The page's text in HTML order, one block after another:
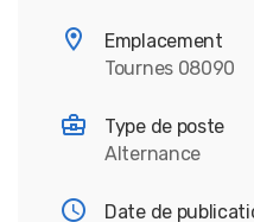
Emplacement
Tournes 08090
Type de poste
Alternance
Date de